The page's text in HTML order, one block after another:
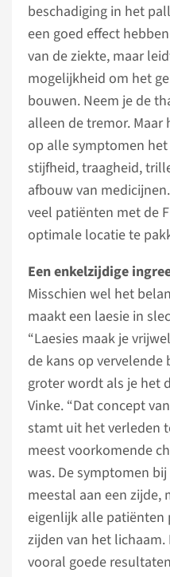
beschadiging in het
een goed effect
van de ziekte, maar
mogelijkheid om het
bouwen. Neem je de
alleen de tremor. Maar
op alle symptomen
stijfheid, traagheid,
afbouw van
veel patiënten met de
optimale locatie te
Een enkelzijdige
Misschien wel het
maakt een laesie in
“Laesies maak je
de kans op
groter wordt als je het
Vinke. “Dat concept
stamt uit het verleden
meest voorkomende
was. De symptomen
meestal aan een zijde,
eigenlijk alle patiënten
zijden van het
vooral goede